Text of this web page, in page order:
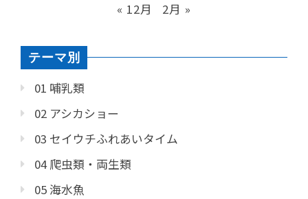
« 12月 2月 »
テーマ別
01 哺乳類
02 アシカショー
03 セイウチふれあいタイム
04 爬虫類・両生類
05 海水魚